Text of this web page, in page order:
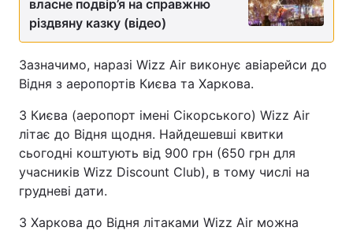
власне подвір’я на справжню
різдвяну казку (відео)
Зазначимо, наразі Wizz Air виконує авіарейси до
Відня з аеропортів Києва та Харкова.
З Києва (аеропорт імені Сікорського) Wizz Air
літає до Відня щодня. Найдешевші квитки
сьогодні коштують від 900 грн (650 грн для
учасників Wizz Discount Club), в тому числі на
грудневі дати.
З Харкова до Відня літаками Wizz Air можна